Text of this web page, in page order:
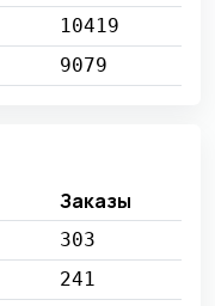
10419
9079
Заказы
303
241